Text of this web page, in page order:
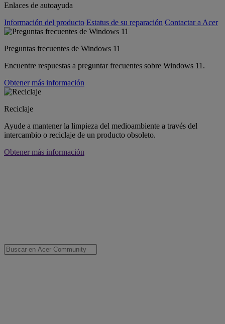
Enlaces de autoayuda
Información del producto Estatus de su reparación Contactar a Acer
Preguntas frecuentes de Windows 11
Encuentre respuestas a preguntar frecuentes sobre Windows 11.
Obtener más información
Reciclaje
Ayude a mantener la limpieza del medioambiente a través del
intercambio o reciclaje de un producto obsoleto.
Obtener más información